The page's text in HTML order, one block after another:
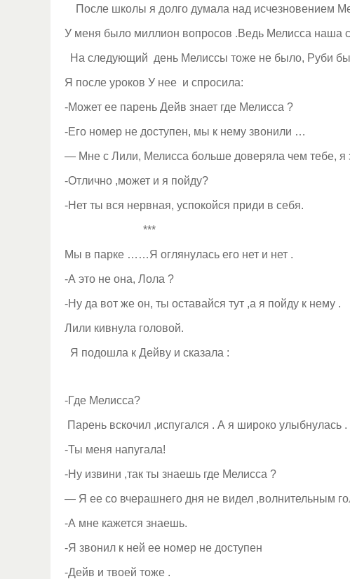
После школы я долго думала над исчезновением
У меня было миллион вопросов .Ведь Мелисса наша
На следующий день Мелиссы тоже не было, Руби
Я после уроков У нее и спросила:
-Может ее парень Дейв знает где Мелисса ?
-Его номер не доступен, мы к нему звонили …
— Мне с Лили, Мелисса больше доверяла чем тебе, я
-Отлично ,может и я пойду?
-Нет ты вся нервная, успокойся приди в себя.
***
Мы в парке ……Я оглянулась его нет и нет .
-А это не она, Лола ?
-Ну да вот же он, ты оставайся тут ,а я пойду к нему .
Лили кивнула головой.
Я подошла к Дейву и сказала :
-Где Мелисса?
Парень вскочил ,испугался . А я широко улыбнулась .
-Ты меня напугала!
-Ну извини ,так ты знаешь где Мелисса ?
— Я ее со вчерашнего дня не видел ,волнительным
-А мне кажется знаешь.
-Я звонил к ней ее номер не доступен
-Дейв и твоей тоже .